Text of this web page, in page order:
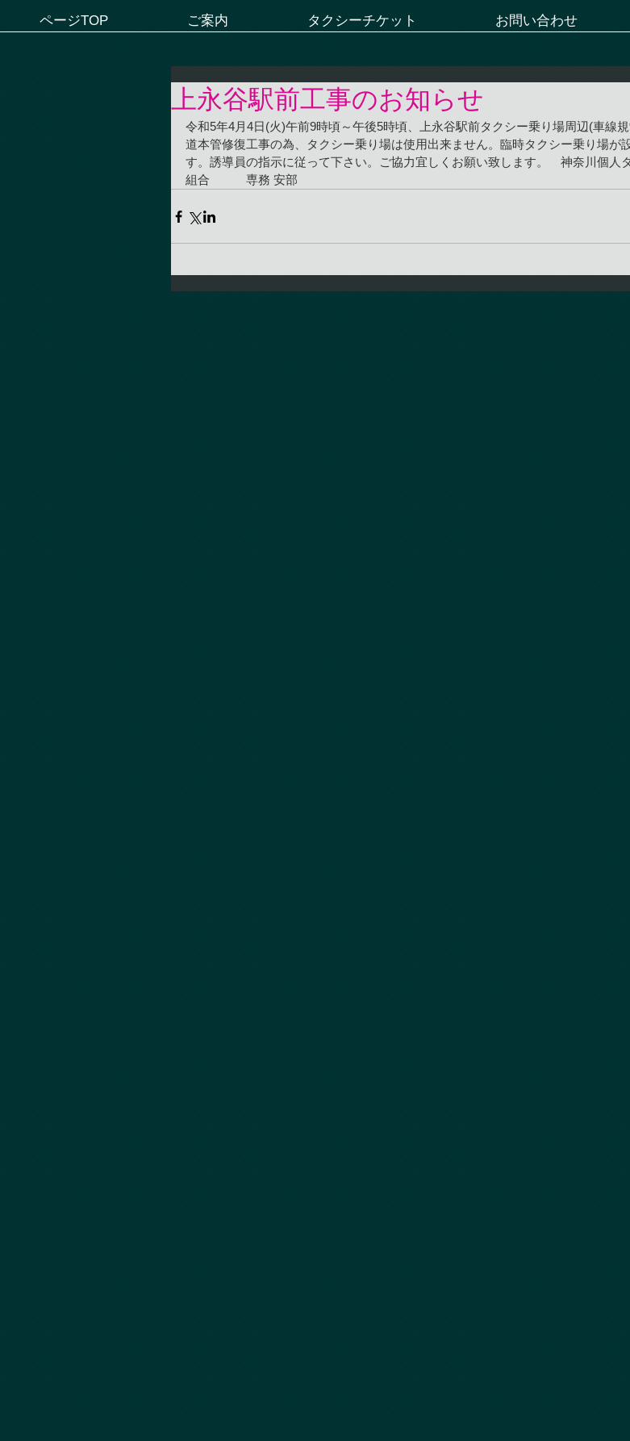
ページTOP ご案内 タクシーチケット お問い合わせ
上永谷駅前工事のお知らせ
令和5年4月4日(火)午前9時頃～午後5時頃、上永谷駅前タクシー乗り場周辺(車線
道本管修復工事の為、タクシー乗り場は使用出来ません。臨時タクシー乗り場が
す。誘導員の指示に従って下さい。ご協力宜しくお願い致します。　神奈川個人
組合　　　専務 安部